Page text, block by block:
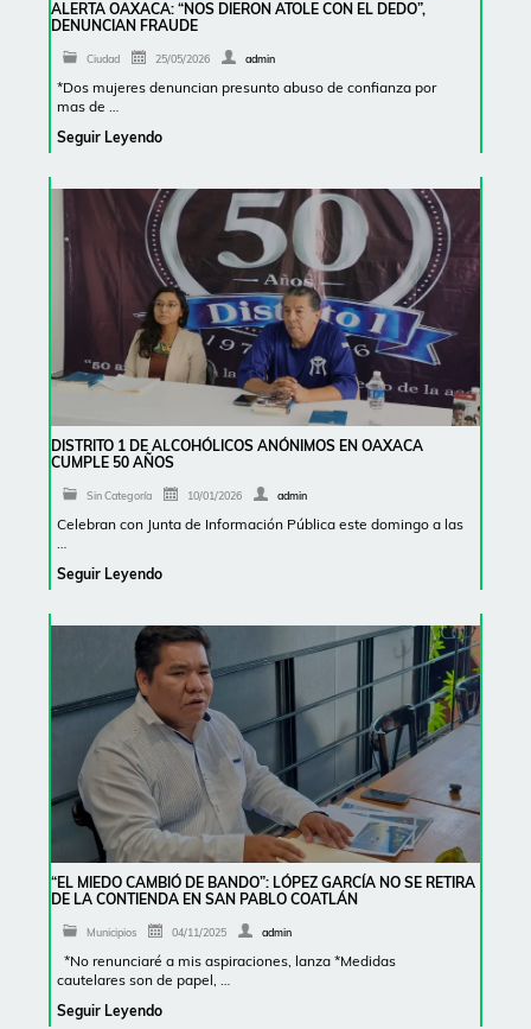
ALERTA OAXACA: “NOS DIERON ATOLE CON EL DEDO”,
DENUNCIAN FRAUDE
Ciudad 25/05/2026 admin
*Dos mujeres denuncian presunto abuso de confianza por
mas de …
Seguir Leyendo
DISTRITO 1 DE ALCOHÓLICOS ANÓNIMOS EN OAXACA
CUMPLE 50 AÑOS
Sin Categoría 10/01/2026 admin
Celebran con Junta de Información Pública este domingo a las
…
Seguir Leyendo
“EL MIEDO CAMBIÓ DE BANDO”: LÓPEZ GARCÍA NO SE RETIRA
DE LA CONTIENDA EN SAN PABLO COATLÁN
Municipios 04/11/2025 admin
*No renunciaré a mis aspiraciones, lanza *Medidas
cautelares son de papel, …
Seguir Leyendo